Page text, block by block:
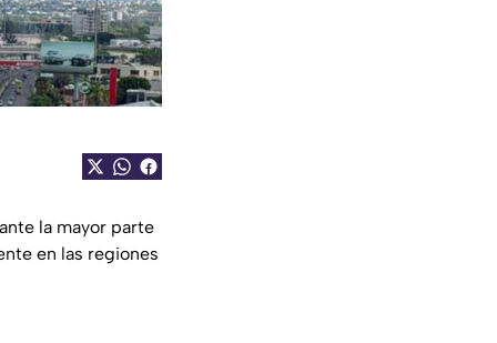
la mayor parte
en las regiones